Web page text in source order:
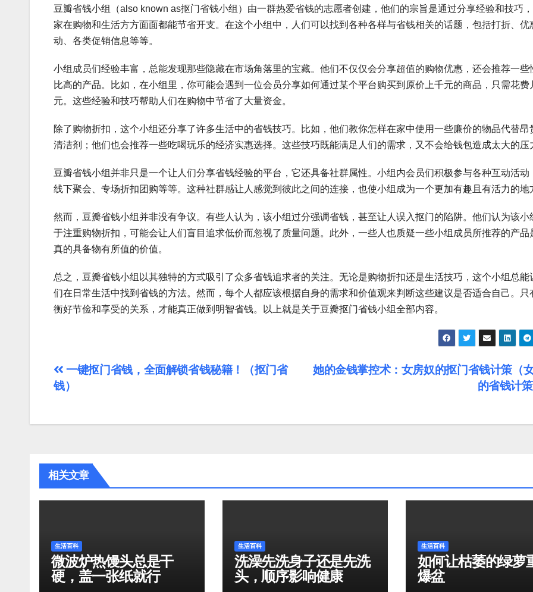
豆瓣省钱小组（also known as抠门省钱小组）由一群热爱省钱的志愿者创建，他们的宗旨是通过分享经验和技巧
家在购物和生活方方面面都能节省开支。在这个小组中，人们可以找到各种各样与省钱相关的话题，包括打折、优
动、各类促销信息等等。
小组成员们经验丰富，总能发现那些隐藏在市场角落里的宝藏。他们不仅仅会分享超值的购物优惠，还会推荐一些
比高的产品。比如，在小组里，你可能会遇到一位会员分享如何通过某个平台购买到原价上千元的商品，只需花费
元。这些经验和技巧帮助人们在购物中节省了大量资金。
除了购物折扣，这个小组还分享了许多生活中的省钱技巧。比如，他们教你怎样在家中使用一些廉价的物品代替昂
清洁剂；他们也会推荐一些吃喝玩乐的经济实惠选择。这些技巧既能满足人们的需求，又不会给钱包造成太大的压
豆瓣省钱小组并非只是一个让人们分享省钱经验的平台，它还具备社群属性。小组内会员们积极参与各种互动活动
线下聚会、专场折扣团购等等。这种社群感让人感觉到彼此之间的连接，也使小组成为一个更加有趣且有活力的地
然而，豆瓣省钱小组并非没有争议。有些人认为，该小组过分强调省钱，甚至让人误入抠门的陷阱。他们认为该小
于注重购物折扣，可能会让人们盲目追求低价而忽视了质量问题。此外，一些人也质疑一些小组成员所推荐的产品
真的具备物有所值的价值。
总之，豆瓣省钱小组以其独特的方式吸引了众多省钱追求者的关注。无论是购物折扣还是生活技巧，这个小组总能
们在日常生活中找到省钱的方法。然而，每个人都应该根据自身的需求和价值观来判断这些建议是否适合自己。只
衡好节俭和享受的关系，才能真正做到明智省钱。以上就是关于豆瓣抠门省钱小组全部内容。
文
章
导
她的金钱掌控术：女房奴的抠门省钱计策（
的省钱计
一键抠门省钱，全面解锁省钱秘籍！（抠门省
钱）
相关文章
生活百科
微波炉热馒头总是干
硬，盖一张纸就行
生活百科
洗澡先洗身子还是先洗
头，顺序影响健康
生活百科
如何让枯萎的绿萝
爆盆